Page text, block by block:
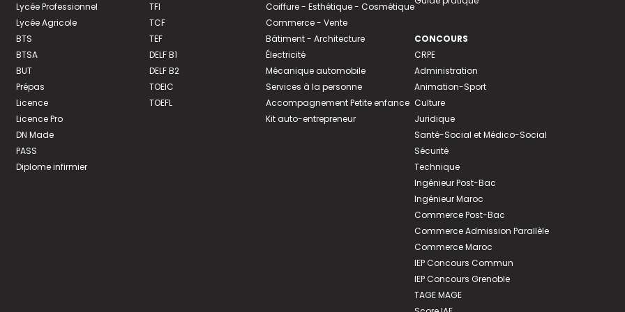
Lycée Professionnel
Lycée Agricole
BTS
BTSA
BUT
Prépas
Licence
Licence Pro
DN Made
PASS
Diplome infirmier
TFI
TCF
TEF
DELF B1
DELF B2
TOEIC
TOEFL
Coiffure - Esthétique - Cosmétique
Commerce - Vente
Bâtiment - Architecture
Électricité
Mécanique automobile
Services à la personne
Accompagnement Petite enfance
Kit auto-entrepreneur
CONCOURS
CRPE
Administration
Animation-Sport
Culture
Juridique
Santé-Social et Médico-Social
Sécurité
Technique
Ingénieur Post-Bac
Ingénieur Maroc
Commerce Post-Bac
Commerce Admission Parallèle
Commerce Maroc
IEP Concours Commun
IEP Concours Grenoble
TAGE MAGE